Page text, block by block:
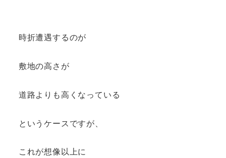
時折遭遇するのが
敷地の高さが
道路よりも高くなっている
というケースですが、
これが想像以上に